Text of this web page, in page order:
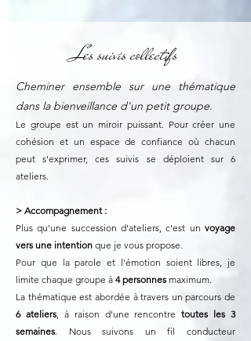
Les suivis collectifs
Cheminer ensemble sur une thématique
dans la bienveillance d'un petit groupe.
Le groupe est un miroir puissant. Pour créer une
cohésion et un espace de confiance où chacun
peut s'exprimer, ces suivis se déploient sur 6
ateliers.
> Accompagnement :
Plus qu'une succession d'ateliers, c'est un voyage
vers une intention que je vous propose.
Pour que la parole et l'émotion soient libres, je
limite chaque groupe à 4 personnes maximum.
La thématique est abordée à travers un parcours de
6 ateliers, à raison d'une rencontretoutes les 3
semaines. Nous suivons un fil conducteur